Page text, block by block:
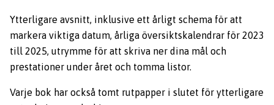
Ytterligare avsnitt, inklusive ett årligt schema för att
markera viktiga datum, årliga översiktskalendrar för 2023
till 2025, utrymme för att skriva ner dina mål och
prestationer under året och tomma listor.
Varje bok har också tomt rutpapper i slutet för ytterligare